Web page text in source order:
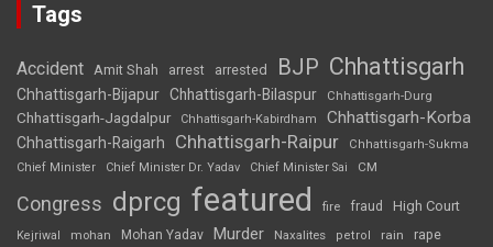
Tags
Accident Amit Shah arrest arrested BJP Chhattisgarh
Chhattisgarh-Bijapur Chhattisgarh-Bilaspur Chhattisgarh-Durg
Chhattisgarh-Jagdalpur Chhattisgarh-Kabirdham Chhattisgarh-Korba
Chhattisgarh-Raigarh Chhattisgarh-Raipur
Chhattisgarh-Sukma
Chief Minister
Chief Minister Dr. Yadav Chief Minister Sai CM
Congress dprcg featured fire fraud High Court
Kejriwal mohan Mohan Yadav Murder Naxalites petrol rain rape